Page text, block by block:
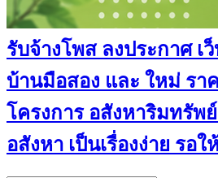
รับจ้างโพส ลงประกาศ เ
บ้านมือสอง และ ใหม่ รา
โครงการ อสังหาริมทรัพ
อสังหา เป็นเรื่องง่าย รอ